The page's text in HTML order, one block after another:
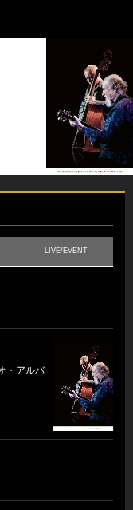
LIVE/EVENT
・アルバ